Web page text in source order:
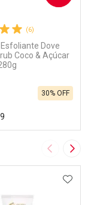
(6)
Dove
Coco & Açúcar
30% OFF
Imagem
FAVORITOS